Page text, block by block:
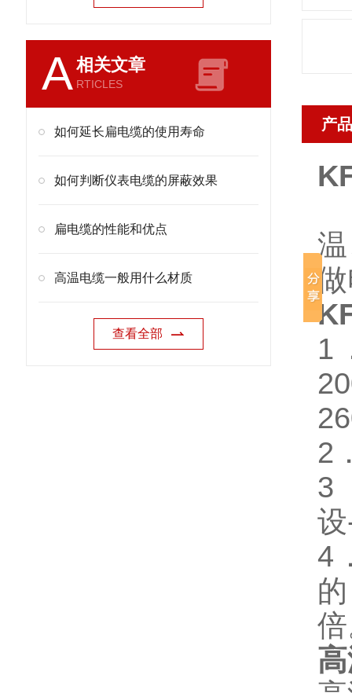
A相关文章
RTICLES
如何延长扁电缆的使用寿命
如何判断仪表电缆的屏蔽效果
扁电缆的性能和优点
高温电缆一般用什么材质
查看全部
产
1
2
3
4